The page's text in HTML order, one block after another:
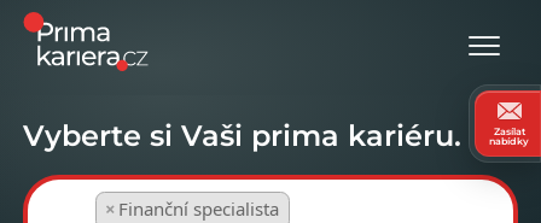
Vyberte si Vaši prima kariéru.
× Finanční specialista
Zasílat
nabídky